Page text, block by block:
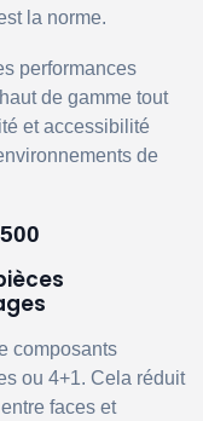
la norme.
performances
de gamme tout
et accessibilité
de
composants
ou 4+1. Cela réduit
faces et